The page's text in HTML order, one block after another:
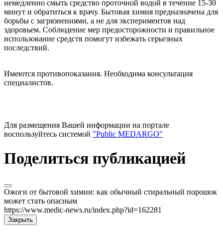
немедленно смыть средство проточной водой в течение 15-30
минут и обратиться к врачу. Бытовая химия предназначена для
борьбы с загрязнениями, а не для экспериментов над
здоровьем. Соблюдение мер предосторожности и правильное
использование средств помогут избежать серьезных
последствий.
Имеются противопоказания. Необходима консультация
специалистов.
Для размещения Вашей информации на портале
воспользуйтесь системой "Public MEDARGO"
Поделиться публикацией
Ожоги от бытовой химии: как обычный стиральный порошок
может стать опасным
https://www.medic-news.ru/index.php?id=162281
Закрыть